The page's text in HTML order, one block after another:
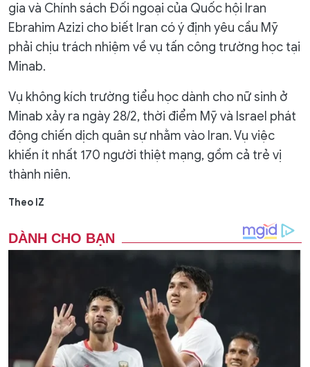
gia và Chính sách Đối ngoại của Quốc hội Iran
Ebrahim Azizi cho biết Iran có ý định yêu cầu Mỹ
phải chịu trách nhiệm về vụ tấn công trường học tại
Minab.
Vụ không kích trường tiểu học dành cho nữ sinh ở
Minab xảy ra ngày 28/2, thời điểm Mỹ và Israel phát
động chiến dịch quân sự nhằm vào Iran. Vụ việc
khiến ít nhất 170 người thiệt mạng, gồm cả trẻ vị
thành niên.
Theo IZ